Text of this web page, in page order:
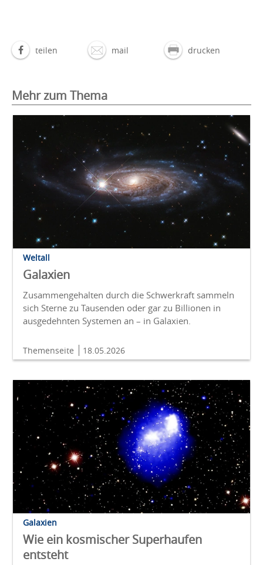
teilen mail drucken
Mehr zum Thema
Weltall
Galaxien
Zusammengehalten durch die Schwerkraft sammeln
sich Sterne zu Tausenden oder gar zu Billionen in
ausgedehnten Systemen an – in Galaxien.
Themenseite 18.05.2026
Galaxien
Wie ein kosmischer Superhaufen
entsteht